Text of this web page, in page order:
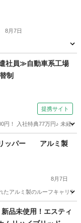
8月7日
社員≫自動車系工場
制
提携サイト
円！ 入社特典77万円♪ 未経
ッパー アルミ製
8月7日
ルミ製のルーフキャリアで
品未使用！エスティ